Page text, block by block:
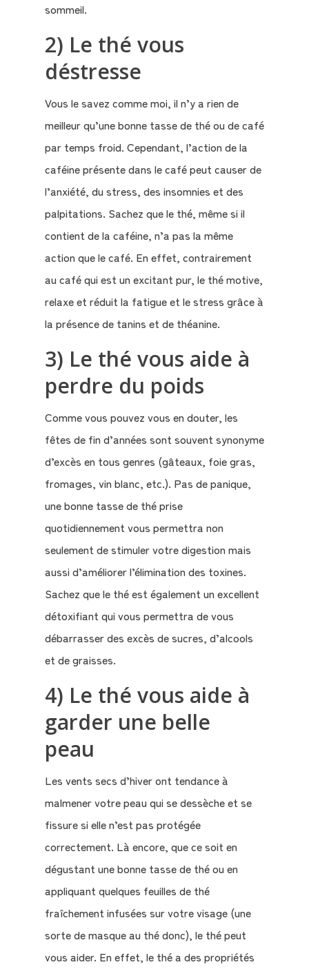
La
Boutique
Le
Contact
Mon
compte
Mon
Panier
sommeil.
2) Le thé vous
déstresse
Vous le savez comme moi, il n’y a rien de
meilleur qu’une bonne tasse de thé ou de café
par temps froid. Cependant, l’action de la
caféine présente dans le café peut causer de
l’anxiété, du stress, des insomnies et des
palpitations. Sachez que le thé, même si il
contient de la caféine, n’a pas la même
action que le café. En effet, contrairement
au café qui est un excitant pur, le thé motive,
relaxe et réduit la fatigue et le stress grâce à
la présence de tanins et de théanine.
3) Le thé vous aide à
perdre du poids
Comme vous pouvez vous en douter, les
fêtes de fin d’années sont souvent synonyme
d’excès en tous genres (gâteaux, foie gras,
fromages, vin blanc, etc.). Pas de panique,
une bonne tasse de thé prise
quotidiennement vous permettra non
seulement de stimuler votre digestion mais
aussi d’améliorer l’élimination des toxines.
Sachez que le thé est également un excellent
détoxifiant qui vous permettra de vous
débarrasser des excès de sucres, d’alcools
et de graisses.
4) Le thé vous aide à
garder une belle
peau
Les vents secs d’hiver ont tendance à
malmener votre peau qui se dessèche et se
fissure si elle n’est pas protégée
correctement. Là encore, que ce soit en
dégustant une bonne tasse de thé ou en
appliquant quelques feuilles de thé
fraîchement infusées sur votre visage (une
sorte de masque au thé donc), le thé peut
vous aider. En effet, le thé a des propriétés